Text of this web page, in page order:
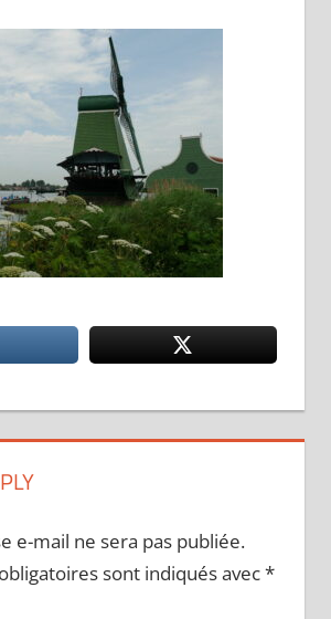
e-mail ne sera pas publiée.
sont indiqués avec*